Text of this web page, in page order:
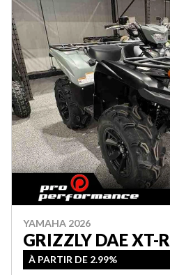
YAMAHA 2026
GRIZZLY DAE XT-R
À PARTIR DE 2.99%